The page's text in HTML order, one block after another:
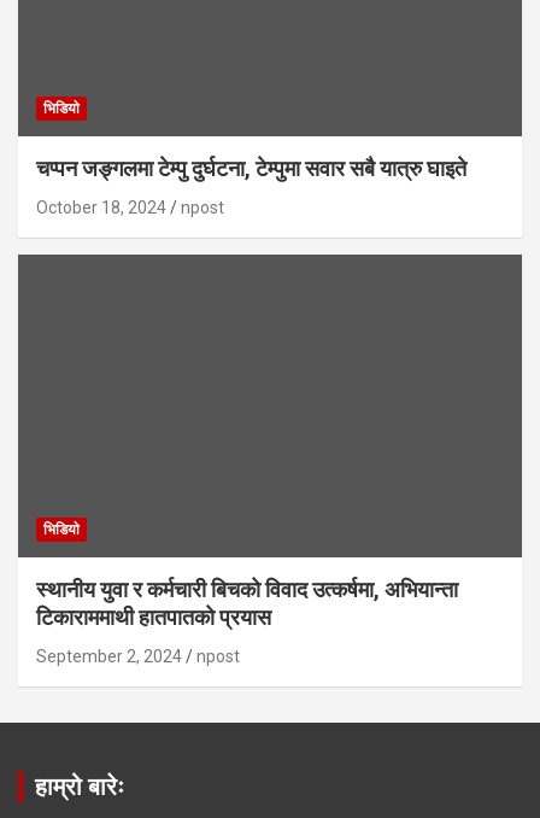
भिडियाे
चप्पन जङ्गलमा टेम्पु दुर्घटना, टेम्पुमा सवार सबै यात्रु घाइते
October 18, 2024 npost
भिडियाे
स्थानीय युवा र कर्मचारी बिचको विवाद उत्कर्षमा, अभियान्ता
टिकाराममाथी हातपातको प्रयास
September 2, 2024 npost
हाम्रो बारेः